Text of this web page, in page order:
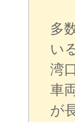
多
い
湾
車
が